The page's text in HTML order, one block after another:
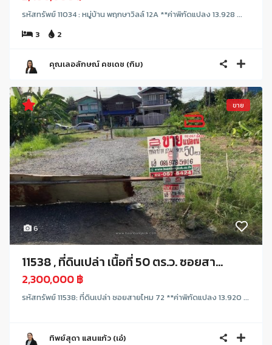
รหัสทรัพย์ 11034 : หมู่บ้าน พฤกษาวิลล์ 12A **ค่าพิกัดแปลง 13.928 ...
3
2
คุณเลอลักษณ์ คชเดช (กิม)
6
ขาย
11538 , ที่ดินเปล่า เนื้อที่ 50 ตร.ว. ซอยสา...
2,300,000 ฿
รหัสทรัพย์ 11538: ที่ดินเปล่า ซอยสายไหม 72 **ค่าพิกัดแปลง 13.920 ...
ทิพย์สุดา แสนแก้ว (เอ๋)